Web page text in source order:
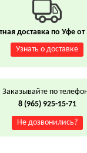
доставка по Уфе от
Узнать о доставке
Заказывайте по
8 (965) 925-15-71
Не дозвонились?